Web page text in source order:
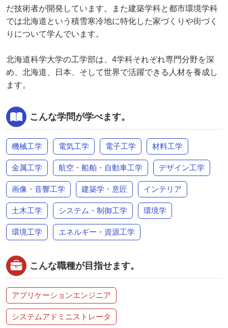
だ技術者が開発しています。また建築学科と都市環境学科
では北海道という積雪寒冷地に特化した家づくりや街づく
りについて学んでいます。
北海道科学大学の工学部は、4学科それぞれ専門分野を深
め、北海道、日本、そして世界で活躍できる人材を養成し
ます。
こんな学問が学べます。
機械工学 電気工学 電子工学 材料工学
金属工学 航空・船舶・自動車工学 デザイン工学
画像・音響工学 建築学・意匠 インテリア
土木工学 システム・制御工学 環境学
環境工学 エネルギー・資源工学
こんな職種が目指せます。
アプリケーションエンジニア
システムアドミニストレータ